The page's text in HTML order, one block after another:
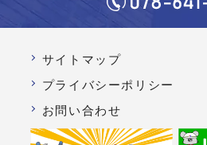
サイトマップ
プライバシーポリシー
お問い合わせ